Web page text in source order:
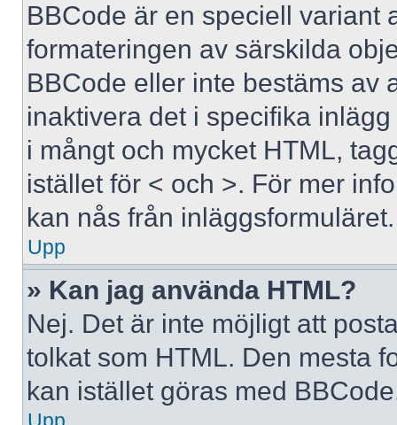
BBCode är en speciell variant
formateringen av särskilda
BBCode eller inte bestäms av
inaktivera det i specifika
i mångt och mycket HTML,
istället för < och >. För mer
kan nås från inläggsformuläret.
Upp
» Kan jag använda HTML?
Nej. Det är inte möjligt att
tolkat som HTML. Den mesta
kan istället göras med